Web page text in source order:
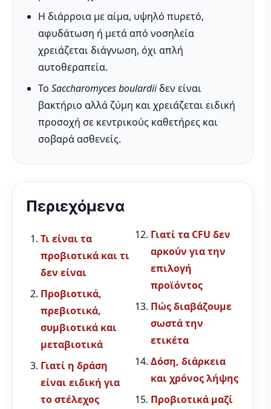
Η διάρροια με αίμα, υψηλό πυρετό,
αφυδάτωση ή μετά από νοσηλεία
χρειάζεται διάγνωση, όχι απλή
αυτοθεραπεία.
Το Saccharomyces boulardiiδεν είναι
βακτήριο αλλά ζύμη και χρειάζεται ειδική
προσοχή σε κεντρικούς καθετήρες και
σοβαρά ασθενείς.
Περιεχόμενα
Τι είναι τα
προβιοτικά και τι
δεν είναι
Προβιοτικά,
πρεβιοτικά,
συμβιοτικά και
μεταβιοτικά
Γιατί η δράση
είναι ειδική για
το στέλεχος
Γιατί τα CFU δεν
αρκούν για την
επιλογή
προϊόντος
Πώς διαβάζουμε
σωστά την
ετικέτα
Δόση, διάρκεια
και χρόνος λήψης
Προβιοτικά μαζί